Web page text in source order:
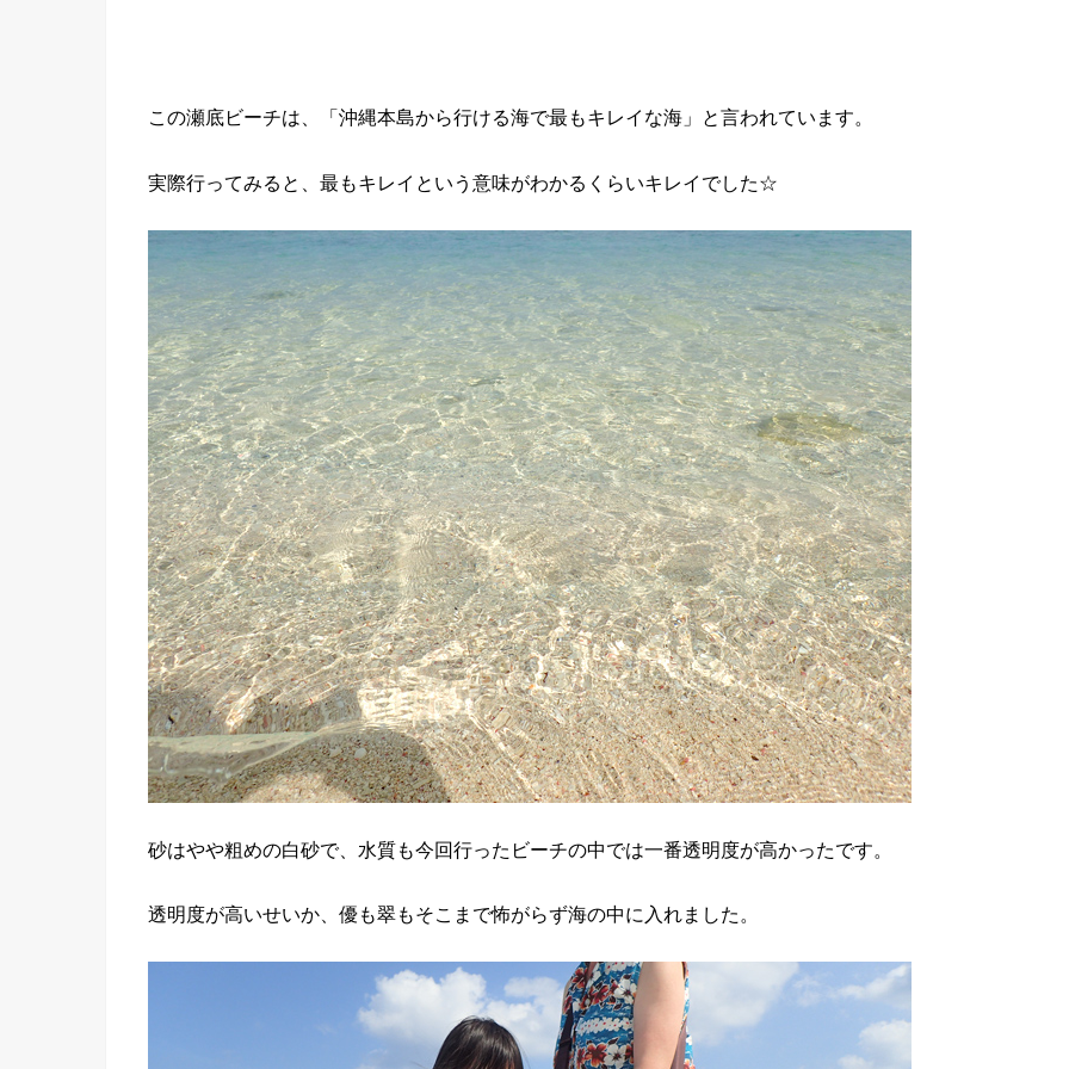
この瀬底ビーチは、「沖縄本島から行ける海で最もキレイな海」と言われています。
実際行ってみると、最もキレイという意味がわかるくらいキレイでした☆
砂はやや粗めの白砂で、水質も今回行ったビーチの中では一番透明度が高かったです。
透明度が高いせいか、優も翠もそこまで怖がらず海の中に入れました。